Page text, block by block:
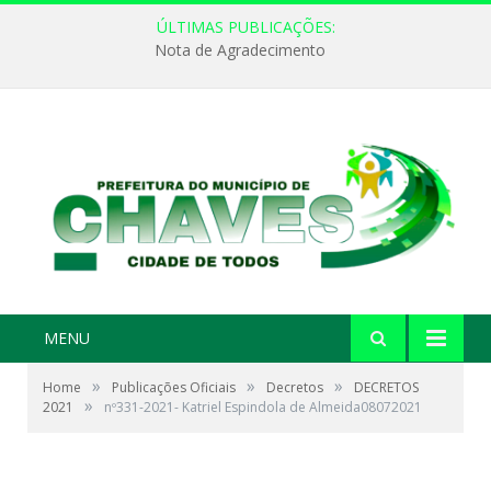
ÚLTIMAS PUBLICAÇÕES:
Nota de Agradecimento
MENU
Home » Publicações Oficiais » Decretos »
DECRETOS
2021
» nº331-2021- Katriel Espindola de Almeida08072021